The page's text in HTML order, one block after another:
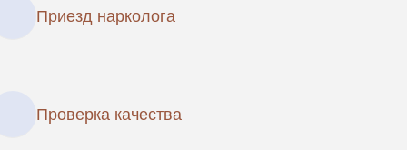
Приезд нарколога
Проверка качества